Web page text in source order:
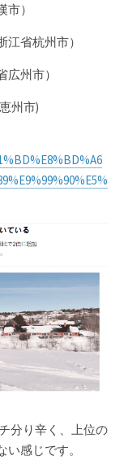
）
省杭州市）
州市）
州市)
感じです。